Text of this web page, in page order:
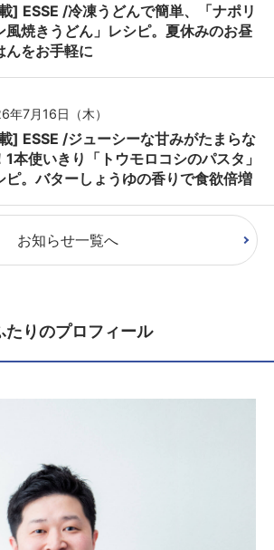
] ESSE /冷凍うどんで簡単、「ナポリ
風焼きうどん」レシピ。夏休みのお昼
んをお手軽に
年7月16日（木）
] ESSE /ジューシーな甘みがたまらな
1本使いきり「トウモロコシのパスタ」
ピ。バターしょうゆの香りで食欲倍増
お知らせ一覧へ
たりのプロフィール